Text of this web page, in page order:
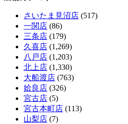
さいたま見沼店 (517)
一関店 (86)
三条店 (179)
久喜店 (1,269)
八戸店 (1,203)
北上店 (1,330)
大船渡店 (763)
姶良店 (326)
宮古店 (5)
宮古本町店 (113)
山梨店 (7)